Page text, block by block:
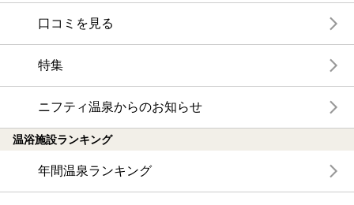
口コミを見る
特集
ニフティ温泉からのお知らせ
温浴施設ランキング
年間温泉ランキング